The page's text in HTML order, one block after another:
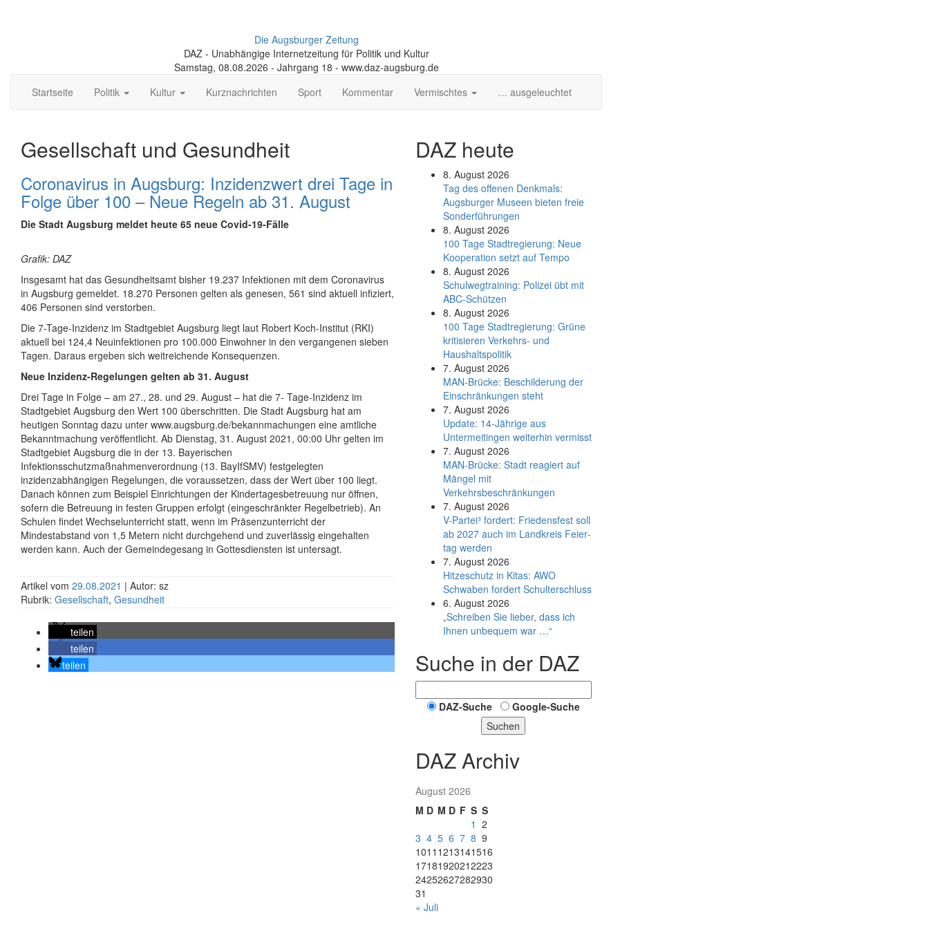
Die Augsburger Zeitung
DAZ - Unabhängige Internetzeitung für Politik und Kultur
Samstag, 08.08.2026 - Jahrgang 18 - www.daz-augsburg.de
Startseite
Politik Kultur Kurznachrichten Sport Kommentar Vermischtes … ausgeleuchtet
Gesellschaft und Gesundheit
Coronavirus in Augsburg: Inzidenzwert drei Tage in
Folge über 100 – Neue Regeln ab 31. August
Die Stadt Augsburg meldet heute 65 neue Covid-19-Fälle
Grafik: DAZ
Insgesamt hat das Gesundheitsamt bisher 19.237 Infektionen mit dem Coronavirus
in Augsburg gemeldet. 18.270 Personen gelten als genesen, 561 sind aktuell infiziert,
406 Personen sind verstorben.
Die 7-Tage-Inzidenz im Stadtgebiet Augsburg liegt laut Robert Koch-Institut (RKI)
aktuell bei 124,4 Neuinfektionen pro 100.000 Einwohner in den vergangenen sieben
Tagen. Daraus ergeben sich weitreichende Konsequenzen.
Neue Inzidenz-Regelungen gelten ab 31. August
Drei Tage in Folge – am 27., 28. und 29. August – hat die 7- Tage-Inzidenz im
Stadtgebiet Augsburg den Wert 100 überschritten. Die Stadt Augsburg hat am
heutigen Sonntag dazu unter www.augsburg.de/bekannmachungen eine amtliche
Bekanntmachung veröffentlicht. Ab Dienstag, 31. August 2021, 00:00 Uhr gelten im
Stadtgebiet Augsburg die in der 13. Bayerischen
Infektionsschutzmaßnahmenverordnung (13. BayIfSMV) festgelegten
inzidenzabhängigen Regelungen, die voraussetzen, dass der Wert über 100 liegt.
Danach können zum Beispiel Einrichtungen der Kindertagesbetreuung nur öffnen,
sofern die Betreuung in festen Gruppen erfolgt (eingeschränkter Regelbetrieb). An
Schulen findet Wechselunterricht statt, wenn im Präsenzunterricht der
Mindestabstand von 1,5 Metern nicht durchgehend und zuverlässig eingehalten
werden kann. Auch der Gemeindegesang in Gottesdiensten ist untersagt.
Artikel vom 29.08.2021 | Autor: sz
Rubrik: Gesellschaft, Gesundheit
teilen
teilen
teilen
DAZ heute
8. August 2026
Tag des offenen Denkmals:
Augsburger Museen bieten freie
Sonderführungen
8. August 2026
100 Tage Stadtregierung: Neue
Kooperation setzt auf Tempo
8. August 2026
Schul­weg­trai­ning: Poli­zei übt mit
ABC-Schüt­zen
8. August 2026
100 Tage Stadtregierung: Grüne
kritisieren Verkehrs- und
Haushaltspolitik
7. August 2026
MAN-Brücke: Beschilderung der
Einschränkungen steht
7. August 2026
Update: 14-Jährige aus
Untermeitingen weiterhin vermisst
7. August 2026
MAN-Brücke: Stadt reagiert auf
Mängel mit
Verkehrsbeschränkungen
7. August 2026
V-Partei­³ fordert: Friedens­fest soll
ab 2027 auch im Land­kreis Feier­
tag werden
7. August 2026
Hitzeschutz in Kitas: AWO
Schwaben fordert Schulterschluss
6. August 2026
„Schreiben Sie lieber, dass ich
Ihnen unbequem war …“
Suche in der DAZ
DAZ-Suche
Google-Suche
Suchen
DAZ Archiv
August 2026
M D M D F S S
1 2
3 4 5 6 7 8 9
1011 1213141516
17181920212223
24252627282930
31
« Juli